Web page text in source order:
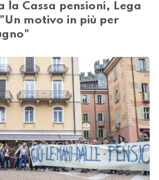
la Cassa pensioni, Lega
motivo in più per